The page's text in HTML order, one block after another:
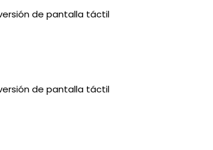
de pantalla táctil
de pantalla táctil